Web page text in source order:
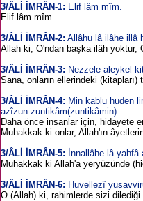
3/ÂLİ İMRÂN-1: Elif lâm mîm.
Elif lâm mîm.
3/ÂLİ İMRÂN-2: Allâhu lâ ilâhe illâ
Allah ki, O'ndan başka ilâh yoktur,
3/ÂLİ İMRÂN-3: Nezzele aleykel
Sana, onların ellerindeki (kitapları)
3/ÂLİ İMRÂN-4: Min kablu huden
azîzun zuntikâm(zuntikâmin).
Daha önce insanlar için, hidayete
Muhakkak ki onlar, Allah'ın
3/ÂLİ İMRÂN-5: İnnallâhe lâ yahfâ
Muhakkak ki Allah'a yeryüzünde
3/ÂLİ İMRÂN-6: Huvellezî
O (Allah) ki, rahimlerde sizi